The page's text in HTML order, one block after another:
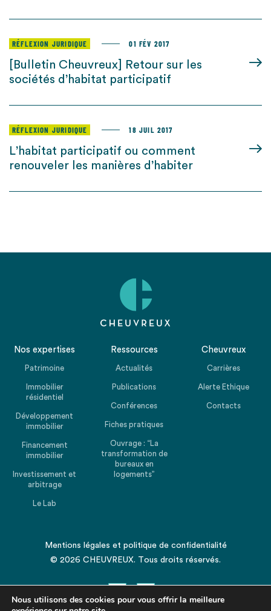
RÉFLEXION JURIDIQUE 01 FÉV 2017
[Bulletin Cheuvreux] Retour sur les
sociétés d’habitat participatif
RÉFLEXION JURIDIQUE 18 JUIL 2017
L’habitat participatif ou comment
renouveler les manières d’habiter
Nos expertises
Patrimoine
Immobilier
résidentiel
Développement
immobilier
Financement
immobilier
Investissement et
arbitrage
Le Lab
Ressources
Actualités
Publications
Conférences
Fiches pratiques
Ouvrage : “La
transformation de
bureaux en
logements”
Cheuvreux
Carrières
Alerte Ethique
Contacts
Mentions légales et politique de confidentialité
© 2026 CHEUVREUX. Tous droits réservés.
Nous utilisons des cookies pour vous offrir la meilleure